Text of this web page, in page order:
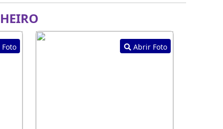
Abrir Foto